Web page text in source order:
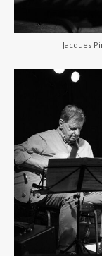
Jacques